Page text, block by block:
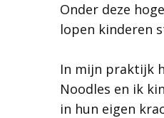
Onder deze
lopen kinderen
In mijn praktijk
Noodles en ik
in hun eigen